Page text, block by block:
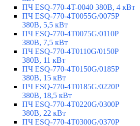
ПЧ ESQ-770-4T-0040 380В, 4 кВт
ПЧ ESQ-770-4T0055G/0075P
380В, 5,5 кВт
ПЧ ESQ-770-4T0075G/0110P
380В, 7,5 кВт
ПЧ ESQ-770-4T0110G/0150P
380В, 11 кВт
ПЧ ESQ-770-4T0150G/0185P
380В, 15 кВт
ПЧ ESQ-770-4T0185G/0220P
380В, 18,5 кВт
ПЧ ESQ-770-4T0220G/0300P
380В, 22 кВт
ПЧ ESQ-770-4T0300G/0370P